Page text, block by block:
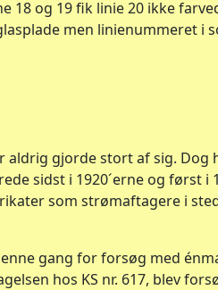
18 og 19 fik linie 20 ikke
men linienummeret i
aldrig gjorde stort af sig.
sidst i 1920´erne og først i
som strømaftagere i
gang for forsøg med
hos KS nr. 617, blev